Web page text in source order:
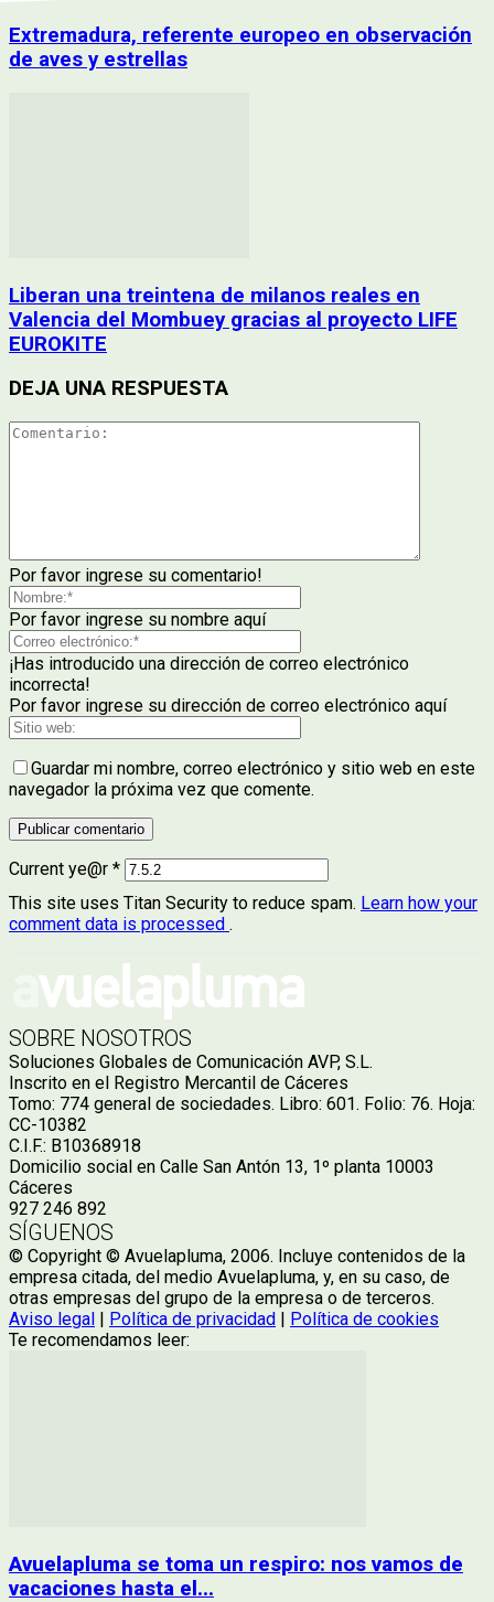
Extremadura, referente europeo en observación
de aves y estrellas
Liberan una treintena de milanos reales en
Valencia del Mombuey gracias al proyecto LIFE
EUROKITE
DEJA UNA RESPUESTA
Por favor ingrese su comentario!
Por favor ingrese su nombre aquí
¡Has introducido una dirección de correo electrónico
incorrecta!
Por favor ingrese su dirección de correo electrónico aquí
Guardar mi nombre, correo electrónico y sitio web en este
navegador la próxima vez que comente.
Current ye@r *
This site uses Titan Security to reduce spam. Learn how your
comment data is processed .
SOBRE NOSOTROS
Soluciones Globales de Comunicación AVP, S.L.
Inscrito en el Registro Mercantil de Cáceres
Tomo: 774 general de sociedades. Libro: 601. Folio: 76. Hoja:
CC-10382
C.I.F.: B10368918
Domicilio social en Calle San Antón 13, 1º planta 10003
Cáceres
927 246 892
SÍGUENOS
© Copyright © Avuelapluma, 2006. Incluye contenidos de la
empresa citada, del medio Avuelapluma, y, en su caso, de
otras empresas del grupo de la empresa o de terceros.
Aviso legal | Política de privacidad | Política de cookies
Te recomendamos leer:
Avuelapluma se toma un respiro: nos vamos de
vacaciones hasta el...